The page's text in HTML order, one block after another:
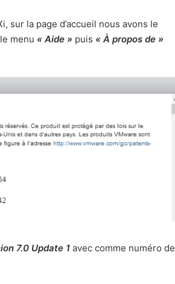
sur la page d’accueil nous avons le
menu « Aide » puis « À propos de »
7.0 Update 1 avec comme numéro de